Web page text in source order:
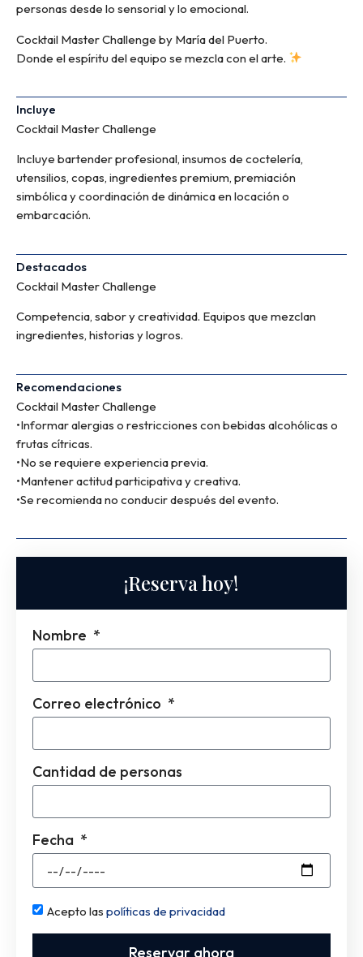
personas desde lo sensorial y lo emocional.
Cocktail Master Challenge by María del Puerto.
Donde el espíritu del equipo se mezcla con el arte.
Incluye
Cocktail Master Challenge
Incluye bartender profesional, insumos de coctelería,
utensilios, copas, ingredientes premium, premiación
simbólica y coordinación de dinámica en locación o
embarcación.
Destacados
Cocktail Master Challenge
Competencia, sabor y creatividad. Equipos que mezclan
ingredientes, historias y logros.
Recomendaciones
Cocktail Master Challenge
•Informar alergias o restricciones con bebidas alcohólicas o
frutas cítricas.
•No se requiere experiencia previa.
•Mantener actitud participativa y creativa.
•Se recomienda no conducir después del evento.
¡Reserva hoy!
Nombre
Correo electrónico
Cantidad de personas
Fecha
Acepto las políticas de privacidad
Reservar ahora